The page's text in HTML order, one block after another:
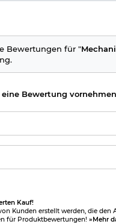
Bewertungen für "
eine Bewertung
Kauf!
Kunden erstellt werden, die den
für Produktbewertungen! »Mehr